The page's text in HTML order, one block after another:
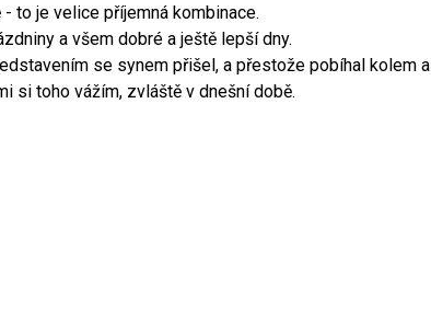
to je velice příjemná kombinace.
a všem dobré a ještě lepší dny.
se synem přišel, a přestože pobíhal kolem a
si toho vážím, zvláště v dnešní době.